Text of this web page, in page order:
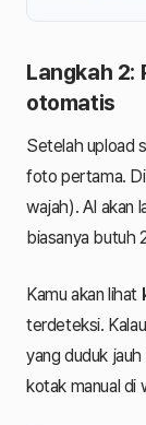
Langkah 2:
otomatis
Setelah upload
foto pertama. Di
wajah). AI akan
biasanya butuh
Kamu akan lihat
terdeteksi.
yang duduk
kotak manual di